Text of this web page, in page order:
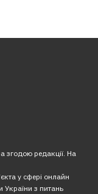
згодою редакції. На
у сфері онлайн
України з питань